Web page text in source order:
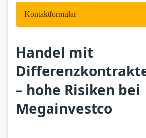
Kontaktformular
Handel mit
– hohe Risiken bei
Megainvestco